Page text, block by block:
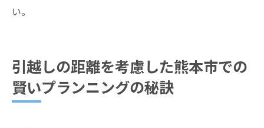
計画
い。
引越しの距離を考慮した熊本市での
賢いプランニングの秘訣